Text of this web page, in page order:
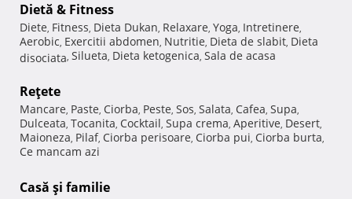
Dietă & Fitness
Diete, Fitness, Dieta Dukan, Relaxare, Yoga, Intretinere,
Aerobic, Exercitii abdomen, Nutritie, Dieta de slabit, Dieta
disociata, Silueta, Dieta ketogenica, Sala de acasa
Reţete
Mancare, Paste, Ciorba, Peste, Sos, Salata, Cafea, Supa,
Dulceata, Tocanita, Cocktail, Supa crema, Aperitive, Desert,
Maioneza, Pilaf, Ciorba perisoare, Ciorba pui, Ciorba burta,
Ce mancam azi
Casă şi familie